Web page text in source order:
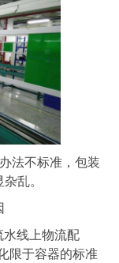
法不标准，包装
乱。
线上物流配
限于容器的标准